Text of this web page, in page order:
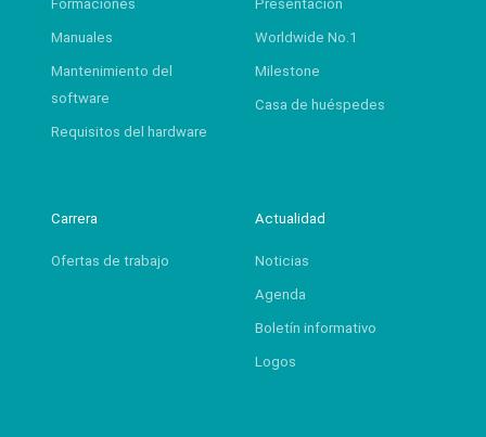
Formaciones
Manuales
Mantenimiento del
software
Requisitos del hardware
Presentación
Worldwide No.1
Milestone
Casa de huéspedes
Carrera
Ofertas de trabajo
Actualidad
Noticias
Agenda
Boletín informativo
Logos